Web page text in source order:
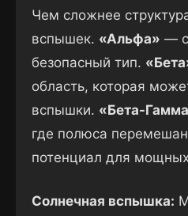
Чем сложнее
вспышек. «Альфа» —
безопасный тип.
область, которая
вспышки. «Бета-
где полюса
потенциал для
Солнечная вспышка: